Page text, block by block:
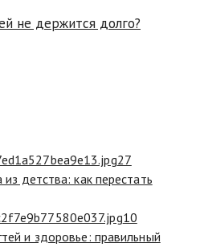
не держится долго?
27
детства: как перестать
10
и здоровье: правильный